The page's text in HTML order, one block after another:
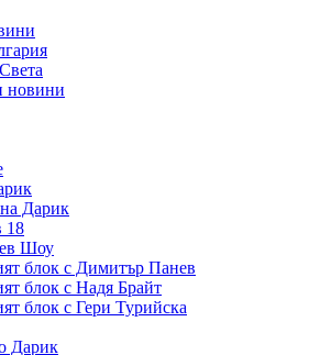
новини
Дарик
18
Шоу
блок с Димитър Панев
блок с Надя Брайт
блок с Гери Турийска
Дарик